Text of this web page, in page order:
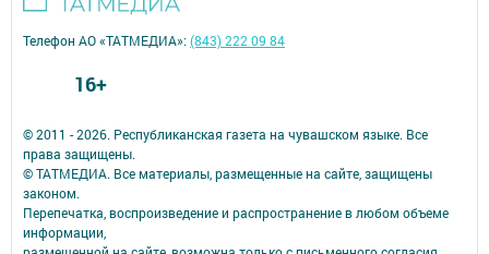
© 2011 - 2026. Республиканская газета на чувашском языке. Все
права защищены.
© ТАТМЕДИА. Все материалы, размещенные на сайте, защищены
законом.
Перепечатка, воспроизведение и распространение в любом объеме
информации,
Телефон АО «ТАТМЕДИА»:(843) 222 09 84
16+